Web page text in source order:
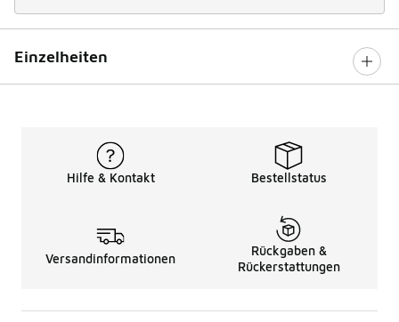
Einzelheiten
Hilfe & Kontakt Bestellstatus
Versandinformationen
Rückgaben &
Rückerstattungen